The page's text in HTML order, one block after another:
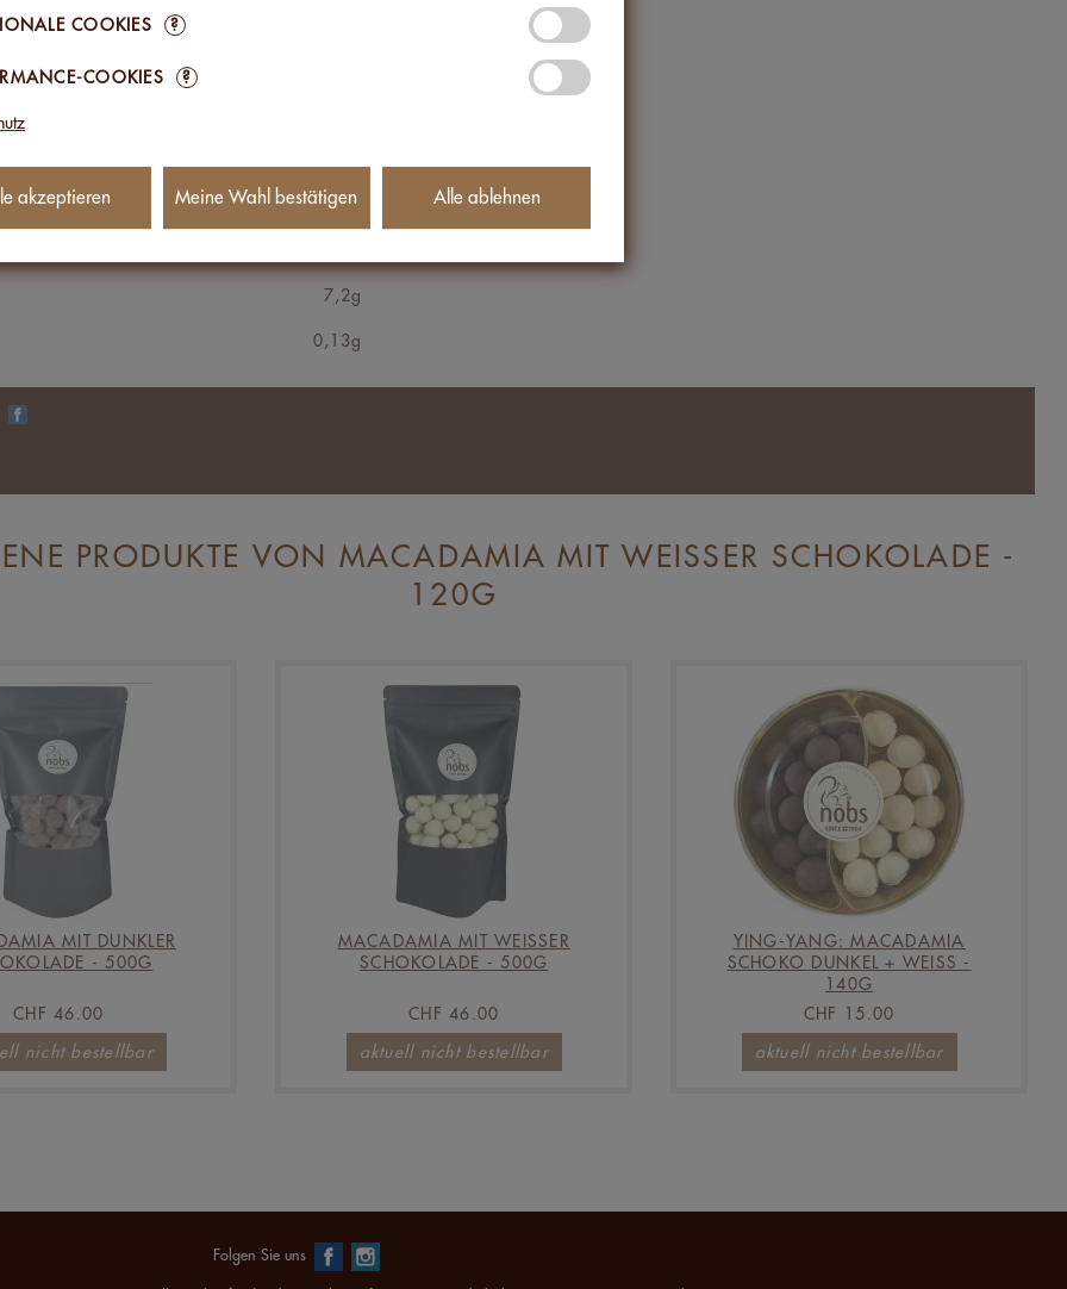
FETTSÄUREN
31,6g
7,2g
0,13g
PRODUKTE VON MACADAMIA MIT WEISSER SCHOKOLADE -
120G
MIT DUNKLER
- 500G
CHF 46.00
nicht bestellbar
MACADAMIA MIT WEISSER
SCHOKOLADE - 500G
CHF 46.00
aktuell nicht bestellbar
YING-YANG: MACADAMIA
SCHOKO DUNKEL + WEISS -
140G
CHF 15.00
aktuell nicht bestellbar
Folgen Sie uns
COOKIES ?
COOKIES ?
akzeptieren Meine Wahl bestätigen Alle ablehnen